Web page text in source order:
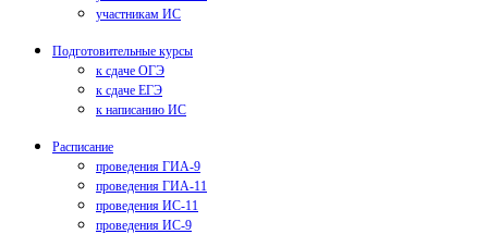
участникам ИС
Подготовительные курсы
к сдаче ОГЭ
к сдаче ЕГЭ
к написанию ИС
Расписание
проведения ГИА-9
проведения ГИА-11
проведения ИС-11
проведения ИС-9